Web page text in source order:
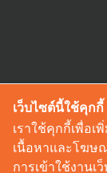
เว็บไซต์นี้ใช้คุกกี้
เราใช้คุกกี้เพื่อ
เนื้อหาและโฆษ
การเข้าใช้งานเ